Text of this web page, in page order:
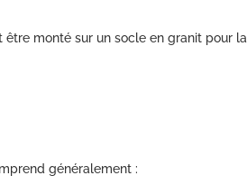
monté sur un socle en granit pour la
généralement :